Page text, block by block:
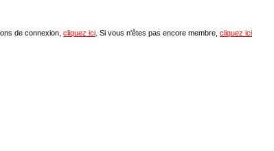
de connexion, cliquez ici . Si vous n'êtes pas encore membre, cliquez ici